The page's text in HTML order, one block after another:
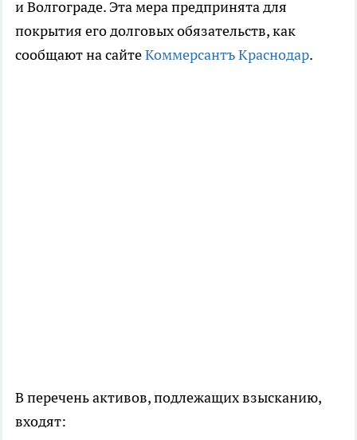
и Волгограде. Эта мера предпринята для
покрытия его долговых обязательств, как
сообщают на сайтеКоммерсантъ Краснодар.
В перечень активов, подлежащих взысканию,
входят: